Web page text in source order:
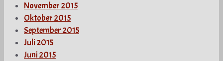
November 2015
Oktober 2015
September 2015
Juli 2015
Juni 2015